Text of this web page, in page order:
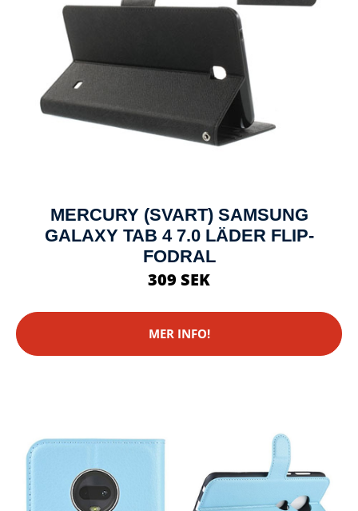
MERCURY (SVART) SAMSUNG
GALAXY TAB 4 7.0 LÄDER FLIP-
FODRAL
309 SEK
MER INFO!